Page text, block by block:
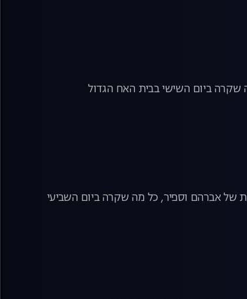
שקרה ביום השישי בבית האח הגדול
של אברהם וספיר, כל מה שקרה ביום השביעי